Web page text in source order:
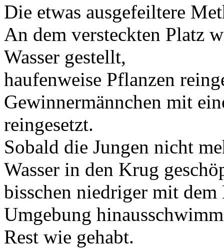
Die etwas ausgefeiltere
An dem versteckten Platz
Wasser gestellt,
haufenweise Pflanzen
Gewinnermännchen mit
reingesetzt.
Sobald die Jungen nicht
Wasser in den Krug
bisschen niedriger mit
Umgebung
Rest wie gehabt.